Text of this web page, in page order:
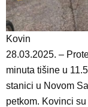
Kovin
28.03.2025. –
minuta tišine u
stanici u Novom
petkom. Kovinci